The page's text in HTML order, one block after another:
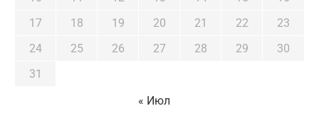
17
18 19 20 21 22
23
24
25 26 27 28 29
30
31
« Июл